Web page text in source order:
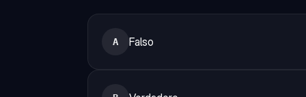
A Falso